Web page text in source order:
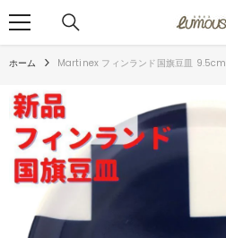
コンテンツへスキップ
ホーム Martinex フィンランド国旗豆皿 9.5cm